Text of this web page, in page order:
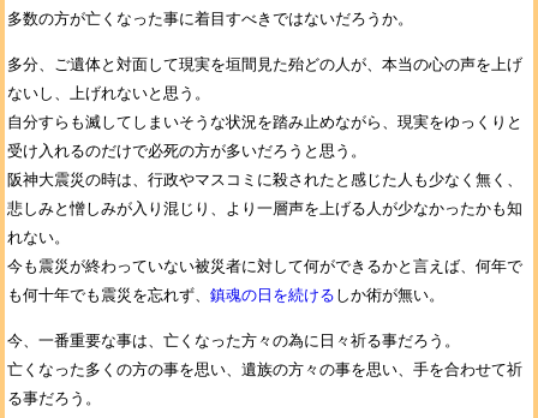
多数の方が亡くなった事に着目すべきではないだろうか。
多分、ご遺体と対面して現実を垣間見た殆どの人が、本当の心の声を上げ
ないし、上げれないと思う。
自分すらも滅してしまいそうな状況を踏み止めながら、現実をゆっくりと
受け入れるのだけで必死の方が多いだろうと思う。
阪神大震災の時は、行政やマスコミに殺されたと感じた人も少なく無く、
悲しみと憎しみが入り混じり、より一層声を上げる人が少なかったかも知
れない。
今も震災が終わっていない被災者に対して何ができるかと言えば、何年で
も何十年でも震災を忘れず、 鎮魂の日を続ける しか術が無い。
今、一番重要な事は、亡くなった方々の為に日々祈る事だろう。
亡くなった多くの方の事を思い、遺族の方々の事を思い、手を合わせて祈
る事だろう。